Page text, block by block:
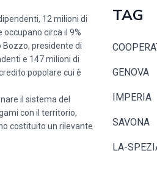
12 milioni di
circa il 9%
Bozzo, presidente di
e 147 milioni di
popolare cui è
il sistema del
con il territorio,
costituito un rilevante
TAG
GENOVA
IMPERIA
SAVONA
LA-